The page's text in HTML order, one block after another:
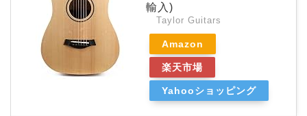
輸入)
Taylor Guitars
Amazon
楽天市場
Yahooショッピング